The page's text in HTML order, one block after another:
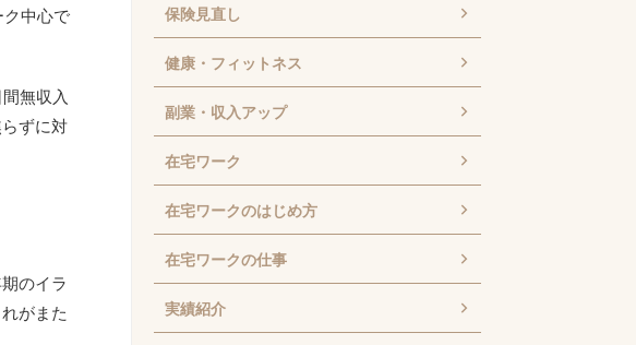
中心で
無収入
ずに対
のイラ
がまた
保険見直し
健康・フィットネス
副業・収入アップ
在宅ワーク
在宅ワークのはじめ方
在宅ワークの仕事
実績紹介